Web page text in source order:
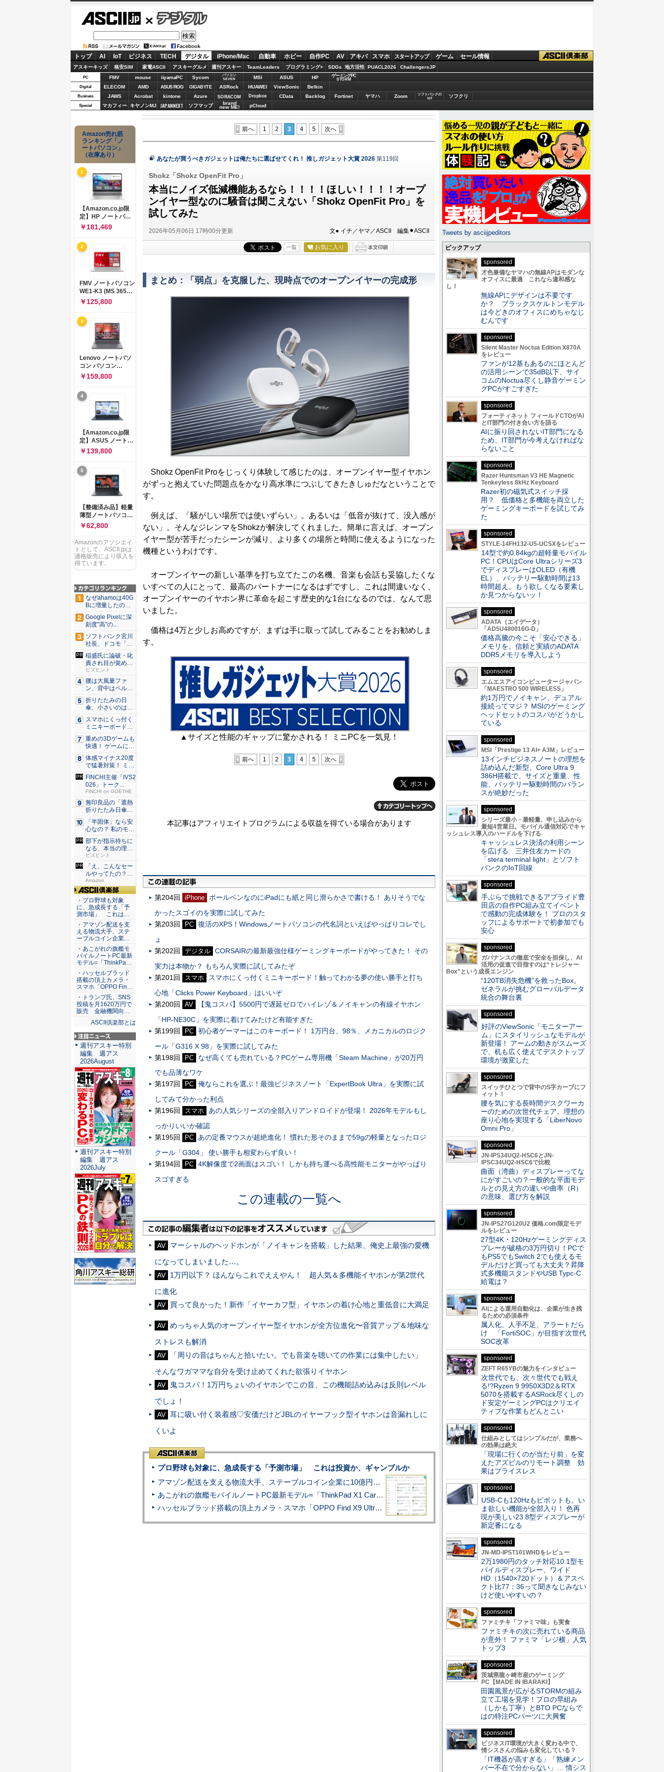
デジタル
トップ AI IoT ビジネス TECH デジタル iPhone/Mac 自動車 ホビー 自作PC AV アキバ スマホ スタートアップ ゲーム セール情報
アスキーキッズ 格安SIM 家電ASCII アスキーグルメ 週刊アスキー TeamLeaders プログラミング+ SDGs 地方活性 PUACL2026 ChallengersJP
PC FMV mouse iiyamaPC Sycom
パソコン
SEVEN
MSI ASUS HP ゲーミングPC
STORM
Digital ELECOM AMD ASUS ROG GIGABYTE ASRock HUAWEI ViewSonic Belkin
Business JAWS Acrobat kintone Azure SORACOM Dropbox CData Backlog Fortinet ヤマハ Zoom
ソフトバンクの
IoT
ソフクリ
Special マカフィー キヤノンMJ JAPANNEXT ソフマップ brand
new ME! pCloud
前へ 1 2 3 4 5 次へ
あなたが買うべきガジェットは俺たちに選ばせてくれ！ 推しガジェット大賞 2026 第119回
Shokz「Shokz OpenFit Pro」
本当にノイズ低減機能あるなら！！！！ほしい！！！！オープ
ンイヤー型なのに騒音は聞こえない「Shokz OpenFit Pro」を
試してみた
2026年05月06日 17時00分更新 文● イチ／ヤマ／ASCII 編集⚫︎ASCII
一覧 お気に入り
まとめ：「弱点」を克服した、現時点でのオープンイヤーの完成形
Shokz OpenFit Proをじっくり体験して感じたのは、オープンイヤー型イヤホン
がずっと抱えていた問題点をかなり高水準につぶしてきたきしゅだなということで
す。
例えば、「騒がしい場所では使いずらい」。あるいは「低音が抜けて、没入感が
ない」。そんなジレンマをShokzが解決してくれました。簡単に言えば、オープン
イヤー型が苦手だったシーンが減り、より多くの場所と時間に使えるようになった
機種というわけです。
オープンイヤーの新しい基準を打ち立てたこの名機、音楽も会話も妥協したくな
いすべての人にとって、最高のパートナーになるはずですし、これは間違いなく、
オープンイヤーのイヤホン界に革命を起こす歴史的な1台になるのでは、なんて思
いました。
価格は4万と少しお高めですが、まずは手に取って試してみることをお勧めしま
す。
▲サイズと性能のギャップに驚かされる！ ミニPCを一気見！
前へ 1 2 3 4 5 次へ
本記事はアフィリエイトプログラムによる収益を得ている場合があります
第204回 iPhone
ボールペンなのにiPadにも紙と同じ滑らかさで書ける！ ありそうでな
かったスゴイのを実際に試してみた
第203回
PC 復活のXPS！Windowsノートパソコンの代名詞といえばやっぱりコレでし
ょ
第202回
デジタル CORSAIRの最新最強仕様ゲーミングキーボードがやってきた！ その
実力は本物か？ もちろん実際に試してみたぞ
第201回
スマホ
スマホにくっ付くミニキーボード！触ってわかる夢の使い勝手と打ち
心地「Clicks Power Keyboard」はいいぞ
第200回
AV
【鬼コスパ】5500円で遅延ゼロでハイレゾ＆ノイキャンの有線イヤホン
「HP-NE30C」を実際に着けてみたけど有能すぎた
第199回
PC 初心者ゲーマーはこのキーボード！ 1万円台、98％、メカニカルのロジク
ール「G316 X 98」を実際に試してみた
第198回
PC
なぜ高くても売れている？PCゲーム専用機「Steam Machine」が20万円
でも品薄なワケ
第197回
PC 俺ならこれを選ぶ！最強ビジネスノート「ExpertBook Ultra」を実際に試
してみて分かった利点
第196回
スマホ
あの人気シリーズの全部入りアンドロイドが登場！ 2026年モデルもし
っかりいいか確認
第195回
PC あの定番マウスが超絶進化！ 慣れた形そのままで59gの軽量となったロジ
クール「G304」 使い勝手も相変わらず良い！
第194回
PC 4K解像度で2画面はスゴい！ しかも持ち運べる高性能モニターがやっぱり
スゴすぎる
この連載の一覧へ
AV
マーシャルのヘッドホンが「ノイキャンを搭載」した結果、俺史上最強の愛機
になってしまいました…。
AV
1万円以下？ ほんならこれでええやん！ 超人気＆多機能イヤホンが第2世代
に進化
AV 買って良かった！新作「イヤーカフ型」イヤホンの着け心地と重低音に大満足
AV めっちゃ人気のオープンイヤー型イヤホンが全方位進化〜音質アップ＆地味な
ストレスも解消
AV
「周りの音はちゃんと拾いたい。でも音楽を聴いての作業には集中したい」
そんなワガママな自分を受け止めてくれた欲張りイヤホン
AV
鬼コスパ！1万円ちょいのイヤホンでこの音、この機能詰め込みは反則レベル
でしょ！
AV 耳に吸い付く装着感♡安価だけどJBLのイヤーフック型イヤホンは音漏れしに
くいよ
プロ野球も対象に、急成長する「予測市場」 これは投資か、ギャンブルか
アマゾン配送を支える物流大手、ステーブルコイン企業に10億円投資のワケ
あこがれの旗艦モバイルノートPC最新モデル=「ThinkPad X1 Carbon Gen 14 Aura Edition」実機レビュー
ハッセルブラッド搭載の頂上カメラ・スマホ「OPPO Find X9 Ultra」実写レビュー=プロが本気で徹底撮影しました!!
Amazon売れ筋
ランキング「ノ
ートパソコン」
（在庫あり）
1
【Amazon.co.jp限
定】HP ノートパソ
コン 15-fd 15.6イン
チ インテル Core 5
120U メモリ16GB
SSD512GB
Windows 11
Microsoft Office
2024搭載 WPS
Office搭載 カメラシ
ャッター 指紋認証 薄
型 Copilotキー搭載
ナチュラルシルバー
￥181,469
2
FMV ノートパソコン
WE1-K3 (MS 365
Personal/Copilotキ
ー搭載/Win 11/15.6
型/Core
i5/16GB/SSD
512GB/ホワイト)
FMVWK3E15W_AZ
￥125,800
3
Lenovo ノートパソ
コン パソコン
IdeaPad Slim 3 14.0
インチ AMD
Ryzen™ 5 8640HS
メモリ16GB
SSD512GB
Microsoft 365 試用
版 Windows11 バッ
テリー駆動12.6時間
重量1.39kg ルナグレ
ー 83K9003JJP ノー
トPC
￥159,800
4
【Amazon.co.jp限
定】ASUS ノートパ
ソコン Vivobook 15
M1502NAQ 15.6イ
ンチ AMD Ryzen 7
170 メモリ16GB
SSD 512GB
Microsoft 365
Personal (24か月版)
搭載 Windows 11 重
量1.7kg Wi-Fi 6E ク
ワイエットブルー
M1502NAQ-
￥139,800
5
【整備済み品】軽量
薄型ノートパソコン
dynabook G83 ■
13.3型
FHD(1920x1080) -
高性能第11世代Core
i5-1135G7 - メモリ
16GB - SSD 256GB
USB Type-C - MS
Office 2021 - Win11
搭載
￥62,800
Amazonのアソシエイ
トとして、ASCII.jpは
適格販売により収入を
得ています。
なぜahamoは40G
Bに増量したの
か ...
Google Pixelに深
刻度"高"の...
ソフトバンク宮川
社長、ドコモ「ah
amo...
稲盛氏に論破・叱
責され目が覚め
た。経営者...
ビズヒント
腰は大風量ファ
ン、背中はペルチ
ェ冷却。ダ...
折りたたみの日
傘、小さいのは困
る！ それ...
スマホにくっ付く
ミニキーボード！
触ってわ...
重めの3Dゲームも
快適！ ゲームに強
いH...
体感マイナス20度
で猛暑対策！ ミズ
ノの...
FINCHI主催「IVS2
026」トーク...
FINCHI on GOETHE
無印良品の「遮熱
折りたたみ日傘」
約160...
「半固体」なら安
心なの？ 私のモバ
イルバ...
部下が指示待ちに
なる、本当の理
由。23年...
ビズヒント
「え、こんなセー
ルやってたの？」
80％O...
Amazon
ASCII倶楽部
・プロ野球も対象
に、急成長する「予
測市場」 これは…
・アマゾン配送を支
える物流大手、ステ
ーブルコイン企業…
・あこがれの旗艦モ
バイルノートPC最新
モデル=「ThinkPa…
・ハッセルブラッド
搭載の頂上カメラ・
スマホ「OPPO Fin…
・トランプ氏、SNS
投稿を月1620万円で
販売 金融機関向…
ASCII倶楽部とは
注目ニュース
週刊アスキー特別
編集 週アス
2026August
週刊アスキー特別
編集 週アス
2026July
Tweets by asciijpeditors
ピックアップ
sponsored
才色兼備なヤマハの無線APはモダンな
オフィスに最適 これなら違和感な
し！
無線APにデザインは不要です
か？ ブラックスケルトンモデル
は今どきのオフィスにめちゃなじ
むんです
sponsored
Silent Master Noctua Edition X870A
をレビュー
ファンが12基もあるのにほとんど
の活用シーンで35dB以下、サイ
コムのNoctua尽くし静音ゲーミン
グPCがすごすぎた
sponsored
フォーティネット フィールドCTOがAI
とIT部門の付き合い方を語る
AIに振り回されないIT部門になる
ため、IT部門が今考えなければな
らないこと
sponsored
Razer Huntsman V3 HE Magnetic
Tenkeyless 8kHz Keyboard
Razer初の磁気式スイッチ採
用？ 低価格と多機能を両立した
ゲーミングキーボードを試してみ
た
sponsored
STYLE-14FH132-U5-UCSXをレビュー
14型で約0.84kgの超軽量モバイル
PC！CPUはCore Ultraシリーズ3
でディスプレーはOLED（有機
EL）、バッテリー駆動時間は13
時間超え。もう欲しくなる要素し
か見つからないッ！
sponsored
ADATA（エイデータ）
「AD5U480016G-D」
価格高騰の今こそ「安心できる」
メモリを。信頼と実績のADATA
DDR5メモリを導入しよう
sponsored
エムエスアイコンピュータージャパン
「MAESTRO 500 WIRELESS」
約1万円でノイキャン、デュアル
接続ってマジ？ MSIのゲーミング
ヘッドセットのコスパがどうかし
ている
sponsored
MSI「Prestige 13 AI+ A3M」レビュー
13インチビジネスノートの理想を
詰め込んだ新型、Core Ultra 9
386H搭載で、サイズと重量、性
能、バッテリー駆動時間のバラン
スが絶妙だった
sponsored
シリーズ最小・最軽量、申し込みから
最短4営業日。モバイル通信対応でキャ
ッシュレス導入のハードルを下げる
キャッシュレス決済の利用シーン
を広げる 三井住友カードの
「stera terminal light」とソフト
バンクのIoT回線
sponsored
手ぶらで挑戦できるアプライド豊
田店の自作PC組み立てイベント
で感動の完成体験を！ プロのスタ
ッフによるサポートで初参加でも
安心
sponsored
ガバナンスの徹底で安全を担保し、AI
活用の促進で目指すのは“トレジャー
Box”という成長エンジン
“120TB消失危機”を救ったBox。
ゼネラルが挑むグローバルデータ
統合の舞台裏
sponsored
好評のViewSonic「モニターアー
ム」にスタイリッシュなモデルが
新登場！ アームの動きがスムーズ
で、机も広く使えてデスクトップ
環境が激変した
sponsored
スイッチひとつで背中のS字カーブにフ
ィット！
腰を気にする長時間デスクワーカ
ーのための次世代チェア。理想の
座り心地を実現する「LiberNovo
Omni Pro」
sponsored
JN-IPS34UQ2-HSC6とJN-
IPSC34UQ2-HSC6で比較
曲面（湾曲）ディスプレーってな
にがすごいの？一般的な平面モデ
ルとの見え方の違いや曲率（R）
の意味、選び方を解説
sponsored
JN-IPS27G120U2 価格.com限定モデ
ルをレビュー
27型4K・120Hzゲーミングディス
プレーが破格の3万円切り！PCで
もPS5でもSwitch 2でも使えるモ
デルだけど買っても大丈夫？昇降
式多機能スタンドやUSB Typc-C
給電は？
sponsored
AIによる運用自動化は、企業が生き残
るための必須条件
属人化、人手不足、アラートだら
け 「FortiSOC」が目指す次世代
SOC改革
sponsored
ZEFT R65YBの魅力をインタビュー
次世代でも、次々世代でも戦え
る!?Ryzen 9 9950X3D2＆RTX
5070を搭載するASRock尽くしの
ド安定ゲーミングPCはクリエイ
ティブな作業もどんとこい
sponsored
仕組みとしてはシンプルだが、業務へ
の効果は絶大
「現場に行くのが当たり前」を変
えたアズビルのリモート調整 効
果はプライスレス
sponsored
USB-Cも120Hzもピボットも。い
ま欲しい機能が全部入り！ 色再
現が美しい23.8型ディスプレーが
新定番になる
sponsored
JN-MD-IPST101WHDをレビュー
2万1980円のタッチ対応10.1型モ
バイルディスプレー、ワイド
HD（1540×720ドット）＆アスペ
クト比77：36って聞きなじみない
けど使いやすいの？
sponsored
ファミチキ「ファミマ味」も実食
ファミチキの次に売れている商品
が意外！ ファミマ「レジ横」人気
トップ3
sponsored
茨城県龍ヶ崎市産のゲーミング
PC【MADE IN IBARAKI】
田園風景が広がるSTORMの組み
立て工場を見学！プロの早組み
（しかも丁寧）とBTO PCならで
はの特注PCパーツに大興奮
sponsored
ビジネスIT環境が大きく変わる中で、
情シスさんの悩みも変化している？
「IT機器が高すぎる」「熟練メン
バー不在で分からない」… 情シス